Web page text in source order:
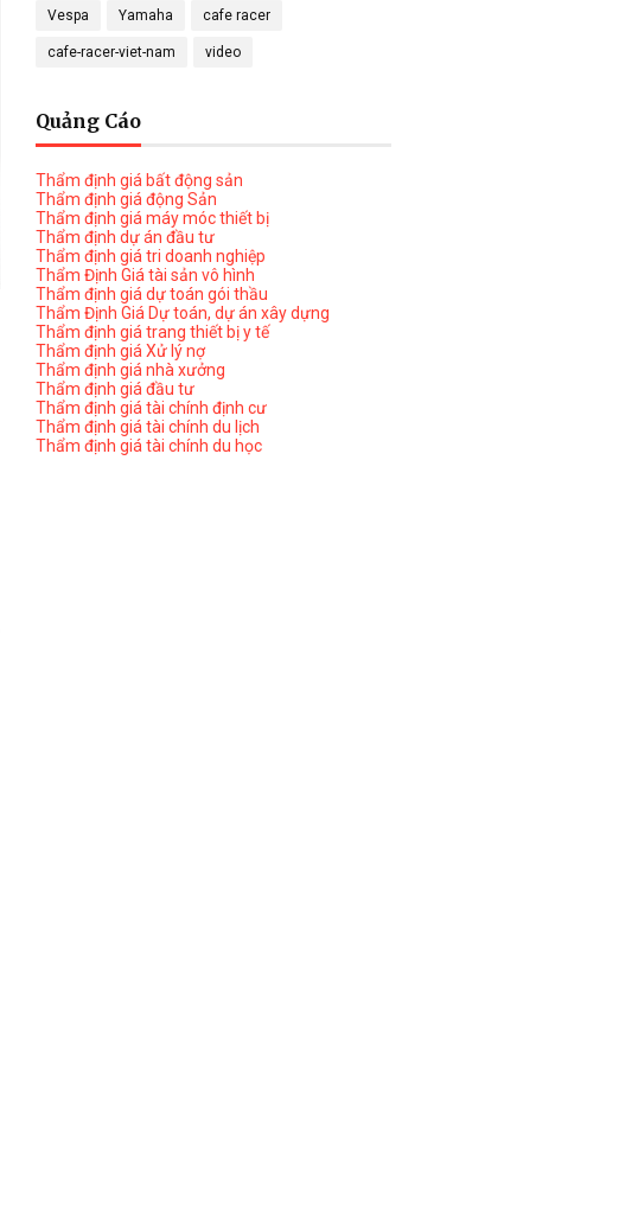
Vespa Yamaha cafe racer
cafe-racer-viet-nam video
Quảng Cáo
Thẩm định giá bất động sản
Thẩm định giá động Sản
Thẩm định giá máy móc thiết bị
Thẩm định dự án đầu tư
Thẩm định giá tri doanh nghiệp
Thẩm Định Giá tài sản vô hình
Thẩm định giá dự toán gói thầu
Thẩm Định Giá Dự toán, dự án xây dựng
Thẩm định giá trang thiết bị y tế
Thẩm định giá Xử lý nợ
Thẩm định giá nhà xưởng
Thẩm định giá đầu tư
Thẩm định giá tài chính định cư
Thẩm định giá tài chính du lịch
Thẩm định giá tài chính du học